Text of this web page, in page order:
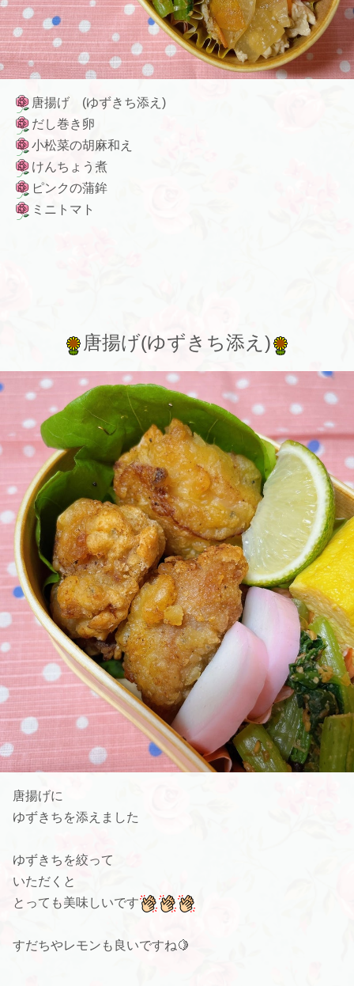
唐揚げ (ゆずきち添え)
だし巻き卵
小松菜の胡麻和え
けんちょう煮
ピンクの蒲鉾
ミニトマト
唐揚げ(ゆずきち添え)
唐揚げに
ゆずきちを添えました
ゆずきちを絞って
いただくと
とっても美味しいです
すだちやレモンも良いですね🍋